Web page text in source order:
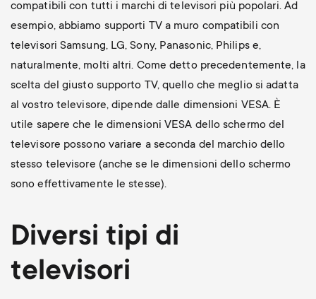
compatibili con tutti i marchi di televisori più popolari. Ad
esempio, abbiamo supporti TV a muro compatibili con
televisori Samsung, LG, Sony, Panasonic, Philips e,
naturalmente, molti altri. Come detto precedentemente, la
scelta del giusto supporto TV, quello che meglio si adatta
al vostro televisore, dipende dalle dimensioni VESA. È
utile sapere che le dimensioni VESA dello schermo del
televisore possono variare a seconda del marchio dello
stesso televisore (anche se le dimensioni dello schermo
sono effettivamente le stesse).
Diversi tipi di
televisori